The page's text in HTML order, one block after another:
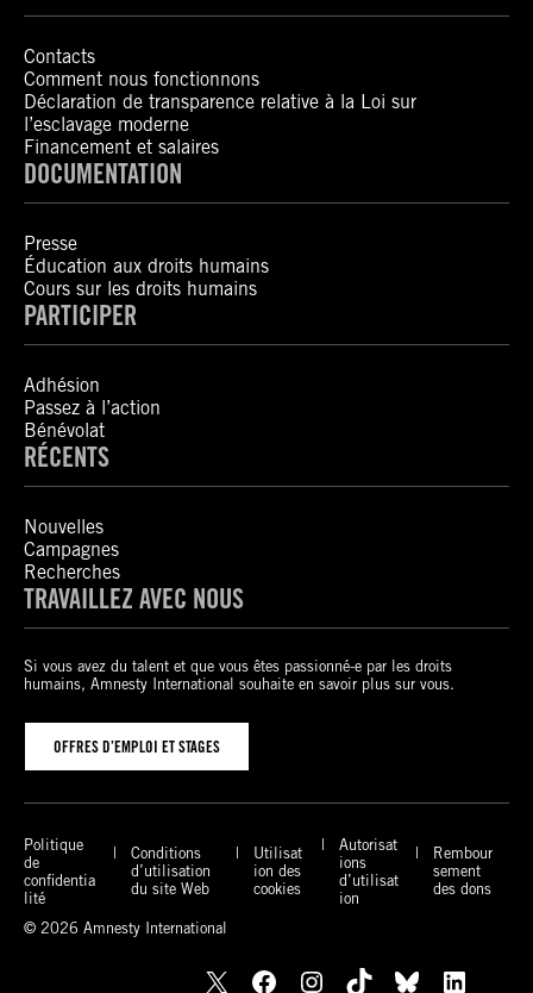
Contacts
Comment nous fonctionnons
Déclaration de transparence relative à la Loi sur
l’esclavage moderne
Financement et salaires
DOCUMENTATION
Presse
Éducation aux droits humains
Cours sur les droits humains
PARTICIPER
Adhésion
Passez à l’action
Bénévolat
RÉCENTS
Nouvelles
Campagnes
Recherches
TRAVAILLEZ AVEC NOUS
Si vous avez du talent et que vous êtes passionné-e par les droits
humains, Amnesty International souhaite en savoir plus sur vous.
OFFRES D’EMPLOI ET STAGES
Politique
de
confidentia
lité
Conditions
d’utilisation
du site Web
Utilisat
ion des
cookies
Autorisat
ions
d’utilisat
ion
Rembour
sement
des dons
© 2026 Amnesty International
X Facebook Instagram TikTok Bluesky LinkedIn